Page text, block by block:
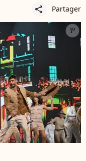
share Partager